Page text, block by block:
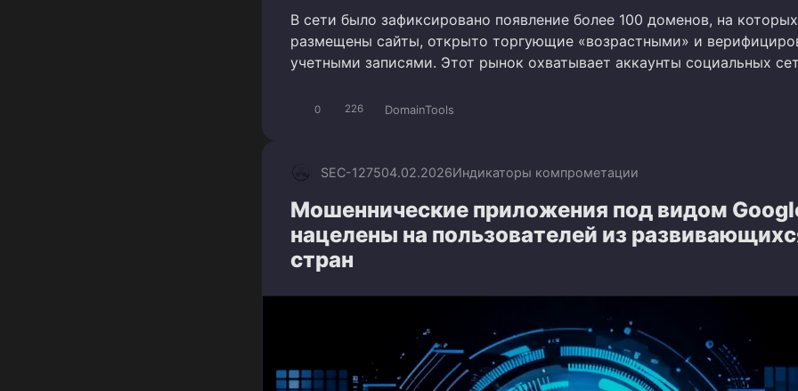
В сети было зафиксировано появление более 100 доменов, на которых
размещены сайты, открыто торгующие «возрастными» и
учетными записями. Этот рынок охватывает аккаунты социальных
0 226 DomainTools
SEC-127504.02.2026Индикаторы компрометации
Мошеннические приложения под видом
нацелены на пользователей из
стран